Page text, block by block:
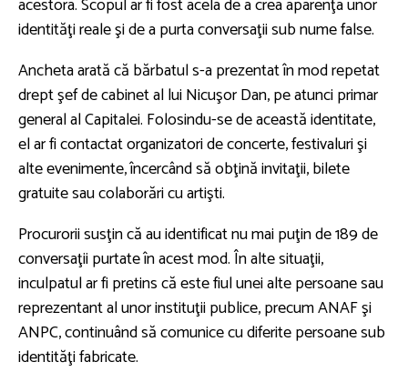
identităţi reale şi de a purta conversaţii sub nume false.
Ancheta arată că bărbatul s-a prezentat în mod repetat
drept şef de cabinet al lui Nicuşor Dan, pe atunci primar
general al Capitalei. Folosindu-se de această identitate,
el ar fi contactat organizatori de concerte, festivaluri şi
alte evenimente, încercând să obţină invitaţii, bilete
gratuite sau colaborări cu artişti.
Procurorii susţin că au identificat nu mai puţin de 189 de
conversaţii purtate în acest mod. În alte situaţii,
inculpatul ar fi pretins că este fiul unei alte persoane sau
reprezentant al unor instituţii publice, precum ANAF şi
ANPC, continuând să comunice cu diferite persoane sub
identităţi fabricate.